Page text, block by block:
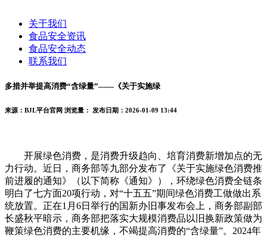
关于我们
食品安全资讯
食品安全动态
联系我们
多措并举提高消费“含绿量”——《关于实施绿
来源：BJL平台官网 浏览量： 发布日期：2026-01-09 13:44
开展绿色消费，是消费升级趋向、培育消费新增加点的无
力行动。近日，商务部等九部分发布了《关于实施绿色消费推
前进履的通知》（以下简称《通知》），环绕绿色消费全链条
明白了七方面20项行动，对“十五五”期间绿色消费工做做出系
统放置。正在1月6日举行的国新办旧事发布会上，商务部副部
长盛秋平暗示，商务部把落实大规模消费品以旧换新政策做为
鞭策绿色消费的主要机缘，不竭提高消费的“含绿量”。2024年